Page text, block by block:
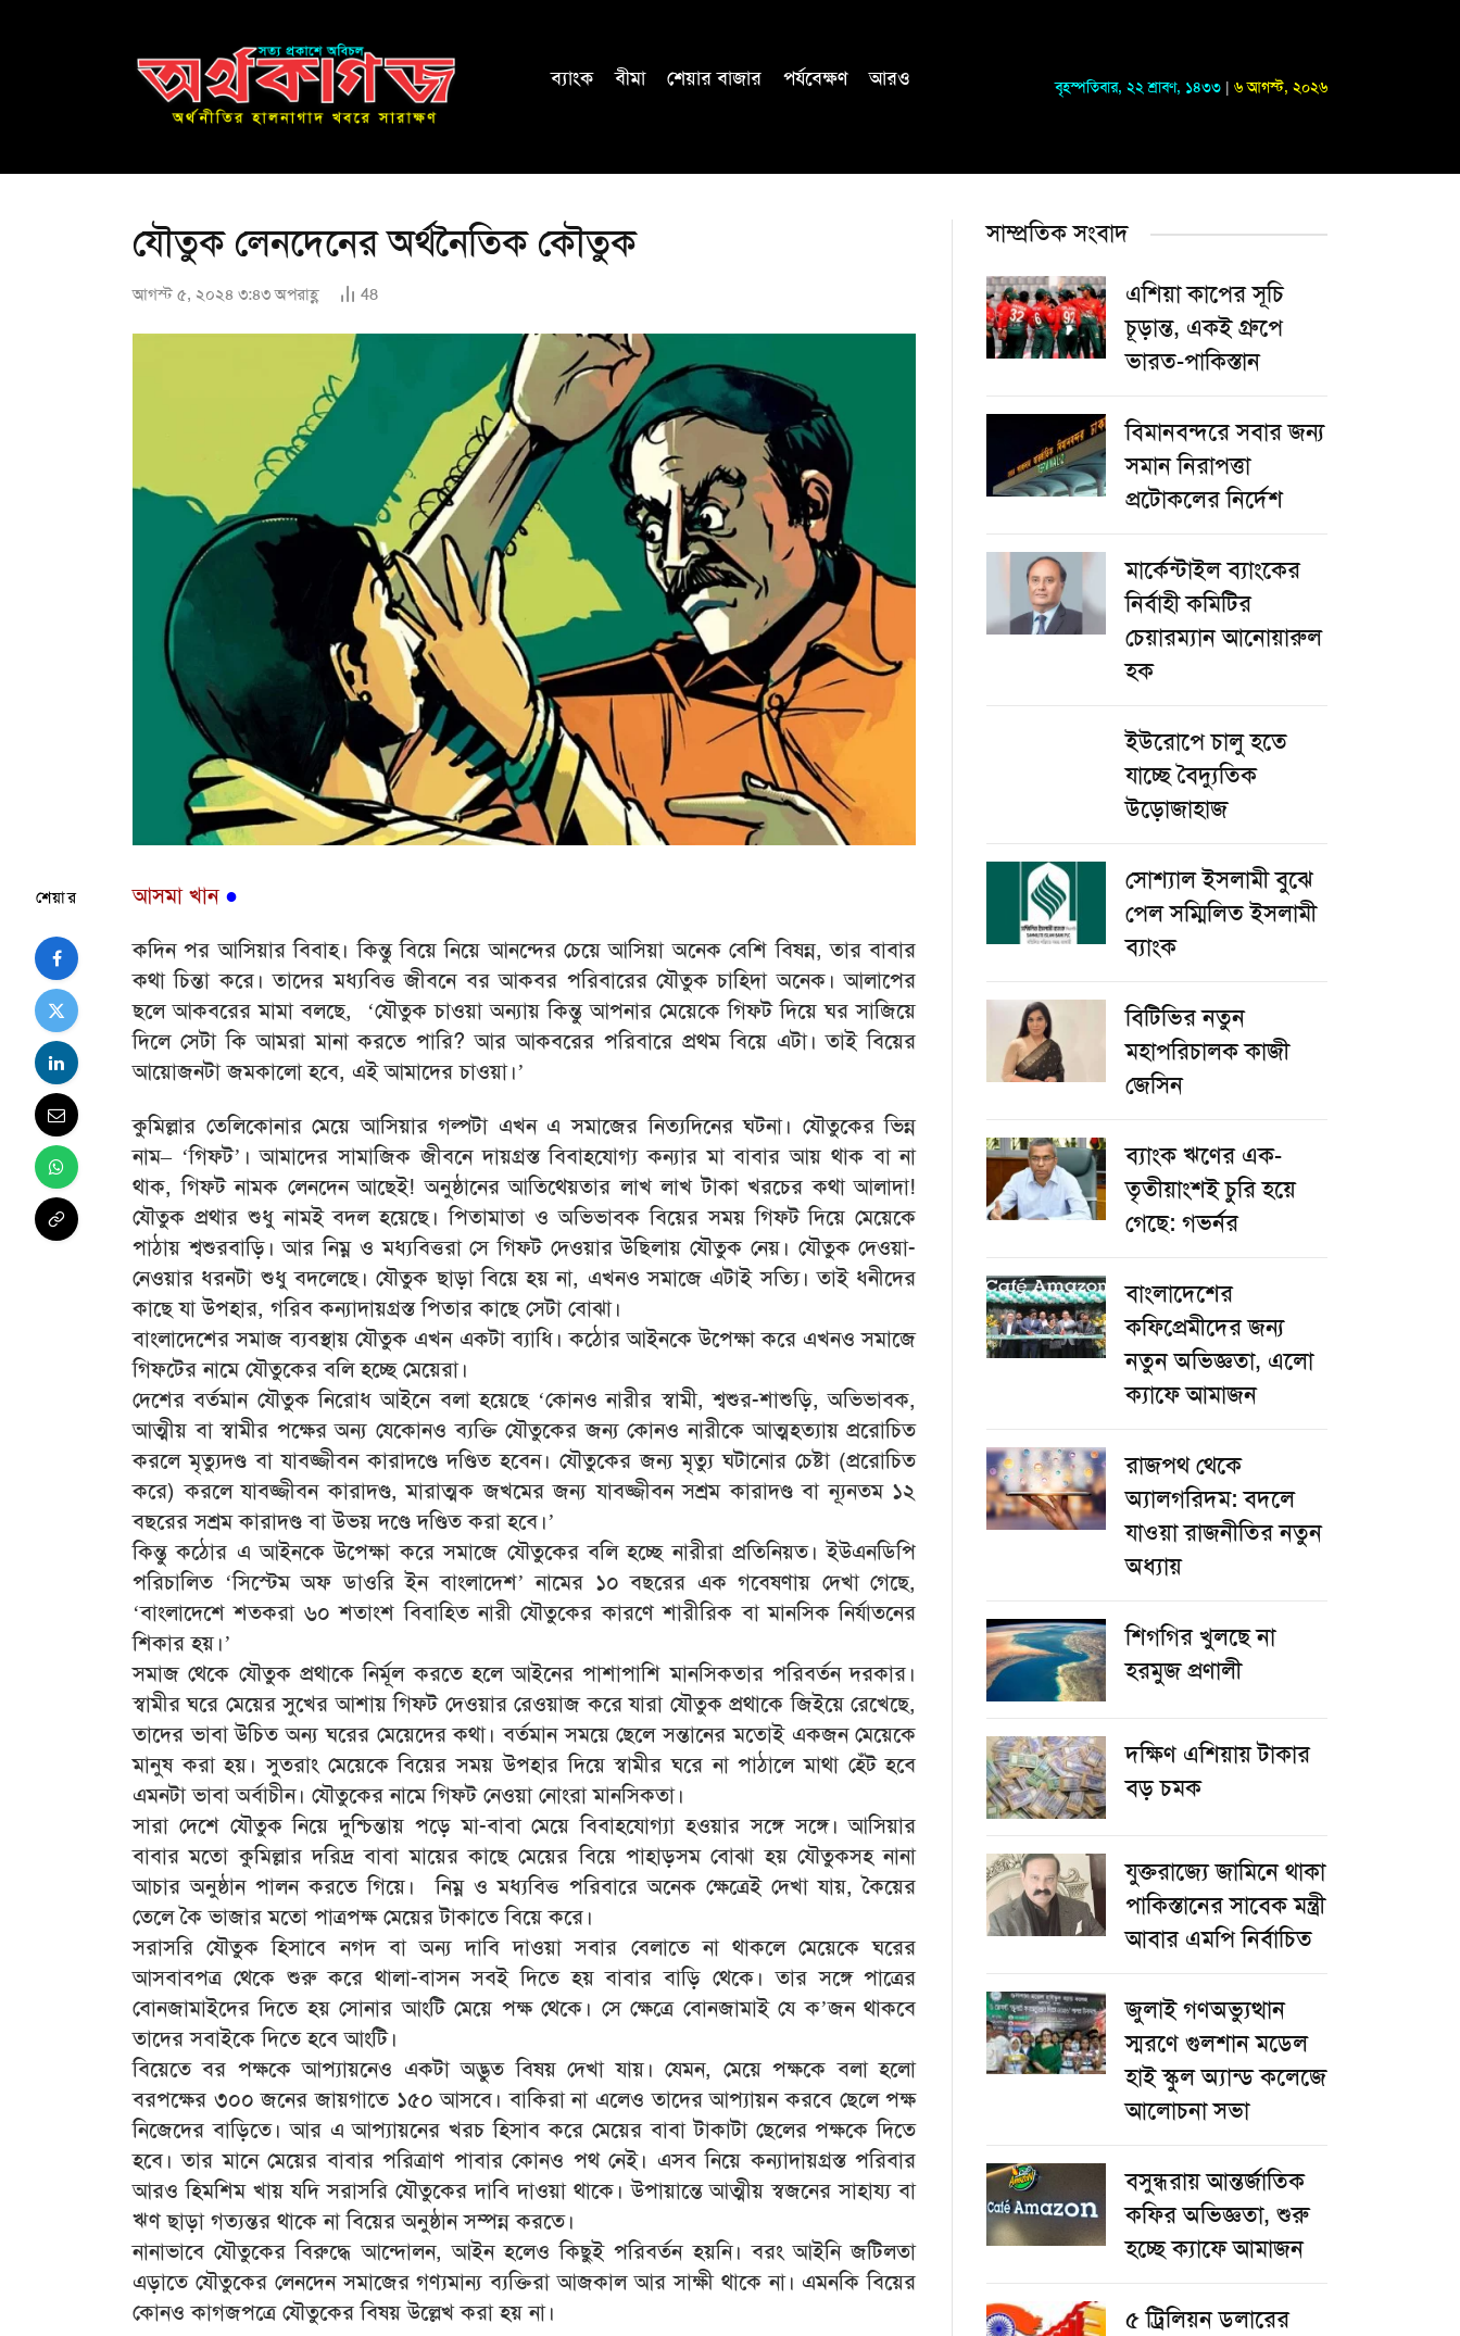
ব্যাংক বীমা শেয়ার বাজার পর্যবেক্ষণ আরও বৃহস্পতিবার, ২২ শ্রাবণ, ১৪৩৩ | ৬ আগস্ট, ২০২৬
যৌতুক লেনদেনের অর্থনৈতিক কৌতুক
আগস্ট ৫, ২০২৪ ৩:৪৩ অপরাহ্ণ 48
শেয়ার আসমা খান ●
কদিন পর আসিয়ার বিবাহ। কিন্তু বিয়ে নিয়ে আনন্দের চেয়ে আসিয়া অনেক বেশি বিষন্ন, তার বাবার
কথা চিন্তা করে। তাদের মধ্যবিত্ত জীবনে বর আকবর পরিবারের যৌতুক চাহিদা অনেক। আলাপের
ছলে আকবরের মামা বলছে, ‘যৌতুক চাওয়া অন্যায় কিন্তু আপনার মেয়েকে গিফট দিয়ে ঘর সাজিয়ে
দিলে সেটা কি আমরা মানা করতে পারি? আর আকবরের পরিবারে প্রথম বিয়ে এটা। তাই বিয়ের
আয়োজনটা জমকালো হবে, এই আমাদের চাওয়া।’
কুমিল্লার তেলিকোনার মেয়ে আসিয়ার গল্পটা এখন এ সমাজের নিত্যদিনের ঘটনা। যৌতুকের ভিন্ন
নাম– ‘গিফট’। আমাদের সামাজিক জীবনে দায়গ্রস্ত বিবাহযোগ্য কন্যার মা বাবার আয় থাক বা না
থাক, গিফট নামক লেনদেন আছেই! অনুষ্ঠানের আতিথেয়তার লাখ লাখ টাকা খরচের কথা আলাদা!
যৌতুক প্রথার শুধু নামই বদল হয়েছে। পিতামাতা ও অভিভাবক বিয়ের সময় গিফট দিয়ে মেয়েকে
পাঠায় শ্বশুরবাড়ি। আর নিম্ন ও মধ্যবিত্তরা সে গিফট দেওয়ার উছিলায় যৌতুক নেয়। যৌতুক দেওয়া-
নেওয়ার ধরনটা শুধু বদলেছে। যৌতুক ছাড়া বিয়ে হয় না, এখনও সমাজে এটাই সত্যি। তাই ধনীদের
কাছে যা উপহার, গরিব কন্যাদায়গ্রস্ত পিতার কাছে সেটা বোঝা।
বাংলাদেশের সমাজ ব্যবস্থায় যৌতুক এখন একটা ব্যাধি। কঠোর আইনকে উপেক্ষা করে এখনও সমাজে
গিফটের নামে যৌতুকের বলি হচ্ছে মেয়েরা।
দেশের বর্তমান যৌতুক নিরোধ আইনে বলা হয়েছে ‘কোনও নারীর স্বামী, শ্বশুর-শাশুড়ি, অভিভাবক,
আত্মীয় বা স্বামীর পক্ষের অন্য যেকোনও ব্যক্তি যৌতুকের জন্য কোনও নারীকে আত্মহত্যায় প্ররোচিত
করলে মৃত্যুদণ্ড বা যাবজ্জীবন কারাদণ্ডে দণ্ডিত হবেন। যৌতুকের জন্য মৃত্যু ঘটানোর চেষ্টা (প্ররোচিত
করে) করলে যাবজ্জীবন কারাদণ্ড, মারাত্মক জখমের জন্য যাবজ্জীবন সশ্রম কারাদণ্ড বা ন্যূনতম ১২
বছরের সশ্রম কারাদণ্ড বা উভয় দণ্ডে দণ্ডিত করা হবে।’
কিন্তু কঠোর এ আইনকে উপেক্ষা করে সমাজে যৌতুকের বলি হচ্ছে নারীরা প্রতিনিয়ত। ইউএনডিপি
পরিচালিত ‘সিস্টেম অফ ডাওরি ইন বাংলাদেশ’ নামের ১০ বছরের এক গবেষণায় দেখা গেছে,
‘বাংলাদেশে শতকরা ৬০ শতাংশ বিবাহিত নারী যৌতুকের কারণে শারীরিক বা মানসিক নির্যাতনের
শিকার হয়।’
সমাজ থেকে যৌতুক প্রথাকে নির্মূল করতে হলে আইনের পাশাপাশি মানসিকতার পরিবর্তন দরকার।
স্বামীর ঘরে মেয়ের সুখের আশায় গিফট দেওয়ার রেওয়াজ করে যারা যৌতুক প্রথাকে জিইয়ে রেখেছে,
তাদের ভাবা উচিত অন্য ঘরের মেয়েদের কথা। বর্তমান সময়ে ছেলে সন্তানের মতোই একজন মেয়েকে
মানুষ করা হয়। সুতরাং মেয়েকে বিয়ের সময় উপহার দিয়ে স্বামীর ঘরে না পাঠালে মাথা হেঁট হবে
এমনটা ভাবা অর্বাচীন। যৌতুকের নামে গিফট নেওয়া নোংরা মানসিকতা।
সারা দেশে যৌতুক নিয়ে দুশ্চিন্তায় পড়ে মা-বাবা মেয়ে বিবাহযোগ্যা হওয়ার সঙ্গে সঙ্গে। আসিয়ার
বাবার মতো কুমিল্লার দরিদ্র বাবা মায়ের কাছে মেয়ের বিয়ে পাহাড়সম বোঝা হয় যৌতুকসহ নানা
আচার অনুষ্ঠান পালন করতে গিয়ে। নিম্ন ও মধ্যবিত্ত পরিবারে অনেক ক্ষেত্রেই দেখা যায়, কৈয়ের
তেলে কৈ ভাজার মতো পাত্রপক্ষ মেয়ের টাকাতে বিয়ে করে।
সরাসরি যৌতুক হিসাবে নগদ বা অন্য দাবি দাওয়া সবার বেলাতে না থাকলে মেয়েকে ঘরের
আসবাবপত্র থেকে শুরু করে থালা-বাসন সবই দিতে হয় বাবার বাড়ি থেকে। তার সঙ্গে পাত্রের
বোনজামাইদের দিতে হয় সোনার আংটি মেয়ে পক্ষ থেকে। সে ক্ষেত্রে বোনজামাই যে ক’জন থাকবে
তাদের সবাইকে দিতে হবে আংটি।
বিয়েতে বর পক্ষকে আপ্যায়নেও একটা অদ্ভুত বিষয় দেখা যায়। যেমন, মেয়ে পক্ষকে বলা হলো
বরপক্ষের ৩০০ জনের জায়গাতে ১৫০ আসবে। বাকিরা না এলেও তাদের আপ্যায়ন করবে ছেলে পক্ষ
নিজেদের বাড়িতে। আর এ আপ্যায়নের খরচ হিসাব করে মেয়ের বাবা টাকাটা ছেলের পক্ষকে দিতে
হবে। তার মানে মেয়ের বাবার পরিত্রাণ পাবার কোনও পথ নেই। এসব নিয়ে কন্যাদায়গ্রস্ত পরিবার
আরও হিমশিম খায় যদি সরাসরি যৌতুকের দাবি দাওয়া থাকে। উপায়ান্তে আত্মীয় স্বজনের সাহায্য বা
ঋণ ছাড়া গত্যন্তর থাকে না বিয়ের অনুষ্ঠান সম্পন্ন করতে।
নানাভাবে যৌতুকের বিরুদ্ধে আন্দোলন, আইন হলেও কিছুই পরিবর্তন হয়নি। বরং আইনি জটিলতা
এড়াতে যৌতুকের লেনদেন সমাজের গণ্যমান্য ব্যক্তিরা আজকাল আর সাক্ষী থাকে না। এমনকি বিয়ের
কোনও কাগজপত্রে যৌতুকের বিষয় উল্লেখ করা হয় না।
সাম্প্রতিক সংবাদ
এশিয়া কাপের সূচি
চূড়ান্ত, একই গ্রুপে
ভারত-পাকিস্তান
বিমানবন্দরে সবার জন্য
সমান নিরাপত্তা
প্রটোকলের নির্দেশ
মার্কেন্টাইল ব্যাংকের
নির্বাহী কমিটির
চেয়ারম্যান আনোয়ারুল
হক
ইউরোপে চালু হতে
যাচ্ছে বৈদ্যুতিক
উড়োজাহাজ
সোশ্যাল ইসলামী বুঝে
পেল সম্মিলিত ইসলামী
ব্যাংক
বিটিভির নতুন
মহাপরিচালক কাজী
জেসিন
ব্যাংক ঋণের এক-
তৃতীয়াংশই চুরি হয়ে
গেছে: গভর্নর
বাংলাদেশের
কফিপ্রেমীদের জন্য
নতুন অভিজ্ঞতা, এলো
ক্যাফে আমাজন
রাজপথ থেকে
অ্যালগরিদম: বদলে
যাওয়া রাজনীতির নতুন
অধ্যায়
শিগগির খুলছে না
হরমুজ প্রণালী
দক্ষিণ এশিয়ায় টাকার
বড় চমক
যুক্তরাজ্যে জামিনে থাকা
পাকিস্তানের সাবেক মন্ত্রী
আবার এমপি নির্বাচিত
জুলাই গণঅভ্যুত্থান
স্মরণে গুলশান মডেল
হাই স্কুল অ্যান্ড কলেজে
আলোচনা সভা
বসুন্ধরায় আন্তর্জাতিক
কফির অভিজ্ঞতা, শুরু
হচ্ছে ক্যাফে আমাজন
৫ ট্রিলিয়ন ডলারের